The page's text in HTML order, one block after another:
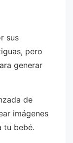
sus
pero
generar
de
imágenes
tu bebé.